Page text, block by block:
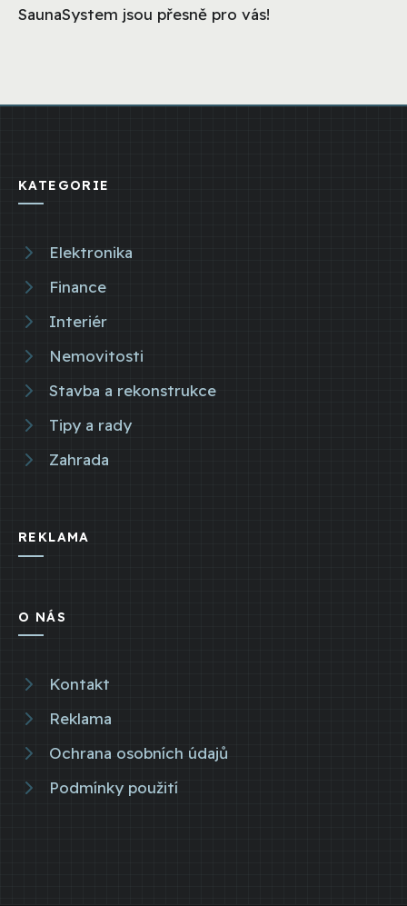
SaunaSystem jsou přesně pro vás!
KATEGORIE
Elektronika
Finance
Interiér
Nemovitosti
Stavba a rekonstrukce
Tipy a rady
Zahrada
REKLAMA
O NÁS
Kontakt
Reklama
Ochrana osobních údajů
Podmínky použití